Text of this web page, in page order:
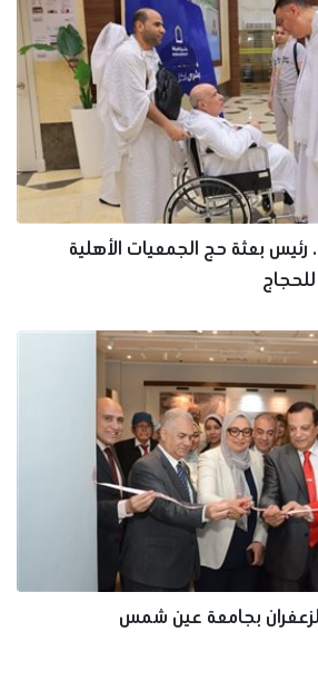
5 نجوم.. رئيس بعثة حج الجمعيات الأهلية
بجامعة عين شمس